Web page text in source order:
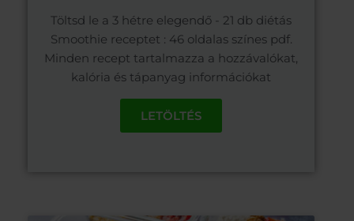
Töltsd le a 3 hétre elegendő - 21 db diétás
Smoothie receptet : 46 oldalas színes pdf.
Minden recept tartalmazza a hozzávalókat,
kalória és tápanyag információkat
LETÖLTÉS